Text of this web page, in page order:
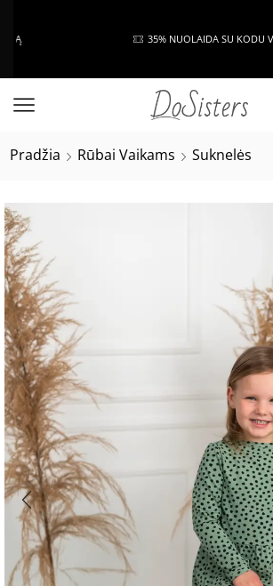
35% NUOLAIDA SU KODU VISKAM35
Pradžia Rūbai Vaikams Suknelės